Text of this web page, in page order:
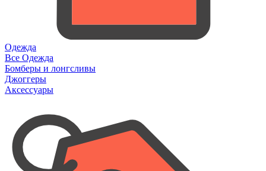
Одежда
Все Одежда
Бомберы и лонгсливы
Джоггеры
Аксессуары